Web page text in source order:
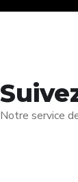
Notre service